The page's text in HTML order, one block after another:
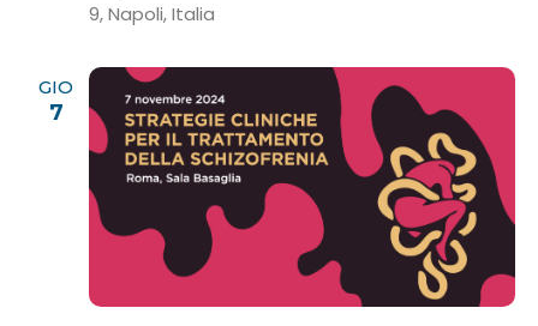
9, Napoli, Italia
GIO
7